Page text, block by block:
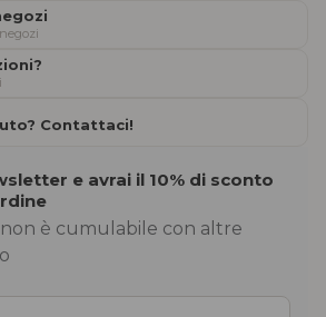
Contattaci!
e avrai il 10% di sconto
è cumulabile con altre